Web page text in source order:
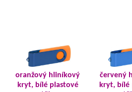
oranžový hliníkový
kryt, bílé plastové
červený
kryt, bílé